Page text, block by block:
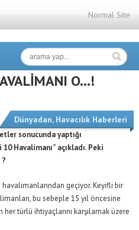
Normal Site
O…!
Dünyadan, Havacılık Haberleri
sonucunda yaptığı
Havalimanı” açıkladı. Peki
geçiyor. Keyifli bir
bu sebeple 15 yıl öncesine
türlü ihtiyaçlarını karşılamak üzere